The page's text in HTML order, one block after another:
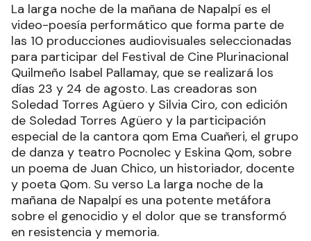
La larga noche de la mañana de Napalpí es el
video-poesía performático que forma parte de
las 10 producciones audiovisuales seleccionadas
para participar del Festival de Cine Plurinacional
Quilmeño Isabel Pallamay, que se realizará los
días 23 y 24 de agosto. Las creadoras son
Soledad Torres Agüero y Silvia Ciro, con edición
de Soledad Torres Agüero y la participación
especial de la cantora qom Ema Cuañeri, el grupo
de danza y teatro Pocnolec y Eskina Qom, sobre
un poema de Juan Chico, un historiador, docente
y poeta Qom. Su verso La larga noche de la
mañana de Napalpí es una potente metáfora
sobre el genocidio y el dolor que se transformó
en resistencia y memoria.